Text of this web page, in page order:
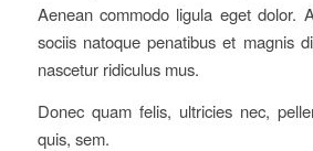
Aenean commodo ligula eget dolor.
sociis natoque penatibus et magnis
nascetur ridiculus mus.
Donec quam felis, ultricies nec,
quis, sem.